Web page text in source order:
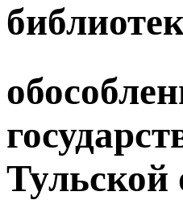
Тульской